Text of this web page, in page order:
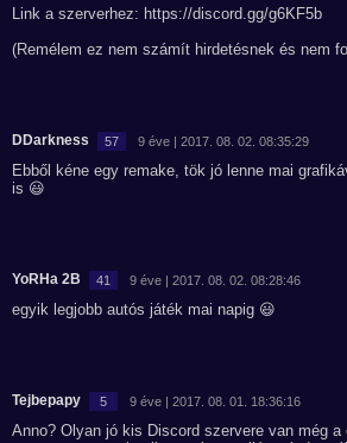
Link a szerverhez: https://discord.gg/g6KF5b
(Remélem ez nem számít hirdetésnek és nem
DDarkness 57 9 éve | 2017. 08. 02. 08:35:29
Ebből kéne egy remake, tök jó lenne mai
is 😃
YoRHa 2B 41 9 éve | 2017. 08. 02. 08:28:46
egyik legjobb autós játék mai napig 😃
Tejbepapy 5 9 éve | 2017. 08. 01. 18:36:16
Anno? Olyan jó kis Discord szervere van még